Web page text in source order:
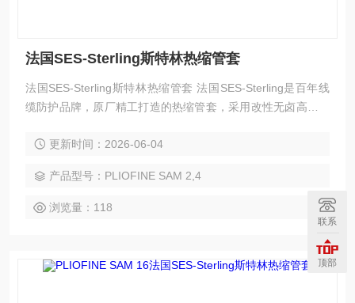
法国SES-Sterling斯特林热缩管套
法国SES-Sterling斯特林热缩管套 法国SES-Sterling是百年线
缆防护品牌，原厂精工打造的热缩管套，采用改性无卤高分子
均匀贴合，兼具绝缘阻燃、耐磨抗撕、耐高低温、耐酸碱油
痛点。产品规格型号齐全，适配电子电气、新能源、轨道交
通、*航空等多场景。
更新时间：2026-06-04
产品型号：PLIOFINE SAM 2,4
浏览量：118
联系
顶部